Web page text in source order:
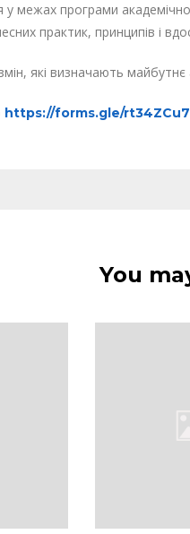
межах програми
практик, принципів і
які визначають майбутнє
https://forms.gle/
You